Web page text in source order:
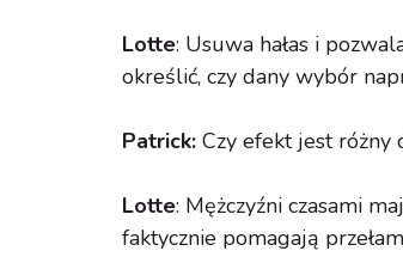
Lotte: Usuwa hałas i
określić, czy dany wybór
Patrick: Czy efekt jest różny
Lotte: Mężczyźni czasami
faktycznie pomagają